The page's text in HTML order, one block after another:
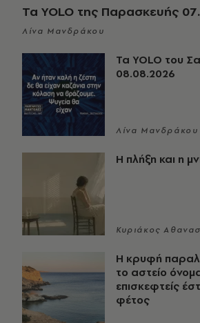
Τα YOLO της Παρασκευής
Λίνα Μανδράκου
Τα YOLO του
08.08.2026
Λίνα Μανδράκου
Η πλήξη και η
Κυριάκος
Η κρυφή
το αστείο
επισκεφτείς
φέτος